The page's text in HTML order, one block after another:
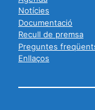
Notícies
Documentació
Recull de premsa
Preguntes
Enllaços